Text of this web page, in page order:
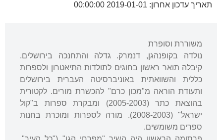
תאריך עדכון אחרון: 2019-01-01 00:00:00
משוררת וסופרת
נולדה בקופנהגן, דנמרק. גדלה והתחנכה בירושלים.
קיבלה תואר ראשון בחוגים לתולדות התיאטרון ולספרות
כללית והשוואתית באוניברסיטה העברית בירושלים
ותעודת הוראה מ"מכון כרם" להכשרת מורים. לקטורית
בהוצאת כתר (2005-2003) ומבקרת ספרות ב"קול
ישראל" (2008-2003). מורה לספרות ומוכרת בחנות
ספרים משומשים.